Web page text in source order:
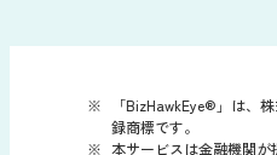
「BizHawkEye®」は、
録商標です。
本サービスは金融機関